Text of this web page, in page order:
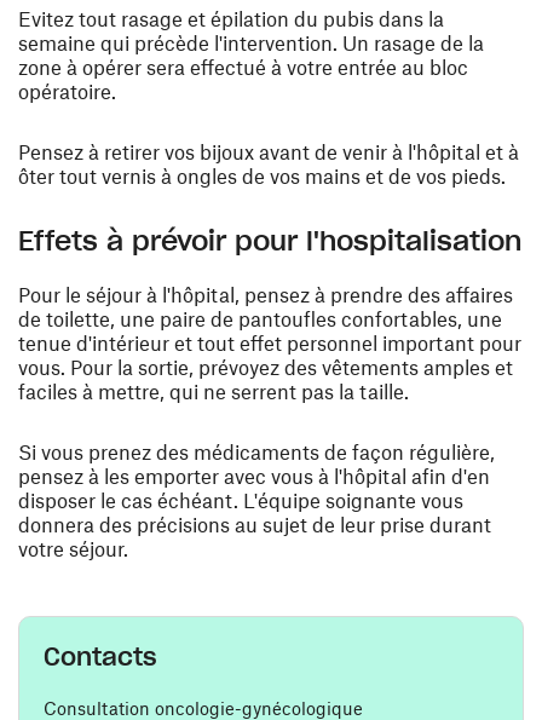
Evitez tout rasage et épilation du pubis dans la
semaine qui précède l'intervention. Un rasage de la
zone à opérer sera effectué à votre entrée au bloc
opératoire.
Pensez à retirer vos bijoux avant de venir à l'hôpital et à
ôter tout vernis à ongles de vos mains et de vos pieds.
Effets à prévoir pour l'hospitalisation
Pour le séjour à l'hôpital, pensez à prendre des affaires
de toilette, une paire de pantoufles confortables, une
tenue d'intérieur et tout effet personnel important pour
vous. Pour la sortie, prévoyez des vêtements amples et
faciles à mettre, qui ne serrent pas la taille.
Si vous prenez des médicaments de façon régulière,
pensez à les emporter avec vous à l'hôpital afin d'en
disposer le cas échéant. L'équipe soignante vous
donnera des précisions au sujet de leur prise durant
votre séjour.
Contacts
Consultation oncologie-gynécologique